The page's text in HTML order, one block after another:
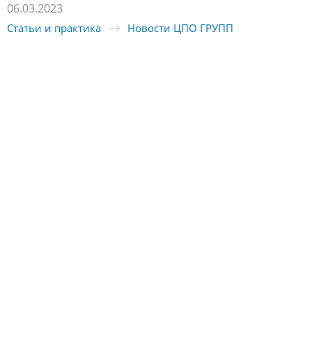
06.03.2023
Статьи и практика Новости ЦПО ГРУПП